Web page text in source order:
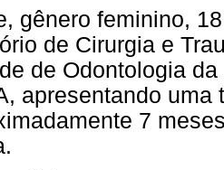
gênero feminino,
de Cirurgia e
de Odontologia
apresentando uma
7